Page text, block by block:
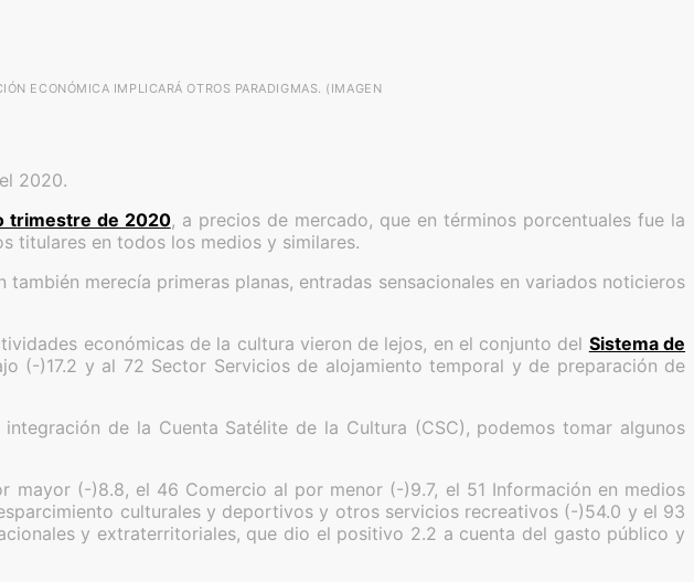
ECONÓMICA IMPLICARÁ OTROS PARADIGMAS. (IMAGEN
2020.
trimestre de 2020, a precios de mercado, que en términos porcentuales fue la
titulares en todos los medios y similares.
merecía primeras planas, entradas sensacionales en variados noticieros
económicas de la cultura vieron de lejos, en el conjunto del Sistema de
(-)17.2 y al 72 Sector Servicios de alojamiento temporal y de preparación de
de la Cuenta Satélite de la Cultura (CSC), podemos tomar algunos
(-)8.8, el 46 Comercio al por menor (-)9.7, el 51 Información en medios
culturales y deportivos y otros servicios recreativos (-)54.0 y el 93
y extraterritoriales, que dio el positivo 2.2 a cuenta del gasto público y